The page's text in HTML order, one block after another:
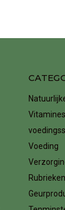
Voeding
Rubrieken